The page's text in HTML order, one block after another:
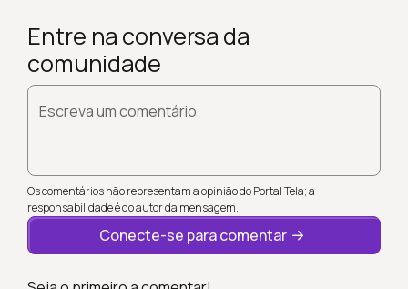
Entre na conversa da
comunidade
Escreva um comentário
Os comentários não representam a opinião do Portal Tela; a
responsabilidade é do autor da mensagem.
Conecte-se para comentar